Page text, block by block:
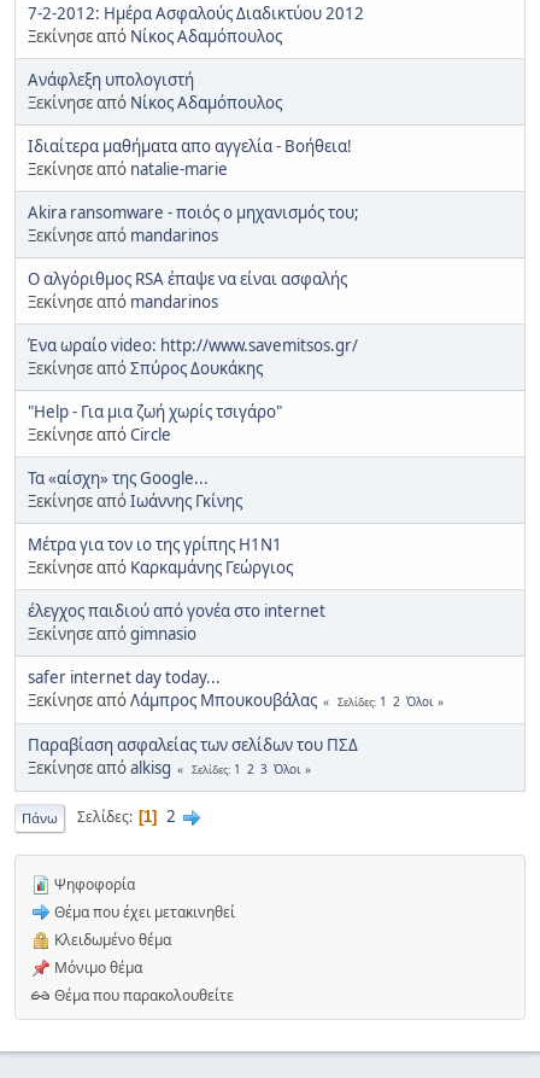
7-2-2012: Ημέρα Ασφαλούς Διαδικτύου 2012
Ξεκίνησε από Νίκος Αδαμόπουλος
Ανάφλεξη υπολογιστή
Ξεκίνησε από Νίκος Αδαμόπουλος
Ιδιαίτερα μαθήματα απο αγγελία - Βοήθεια!
Ξεκίνησε από natalie-marie
Akira ransomware - ποιός ο μηχανισμός του;
Ξεκίνησε από mandarinos
Ο αλγόριθμος RSA έπαψε να είναι ασφαλής
Ξεκίνησε από mandarinos
Ένα ωραίο video: http://www.savemitsos.gr/
Ξεκίνησε απόΣπύρος Δουκάκης
"Help - Για μια ζωή χωρίς τσιγάρο"
Ξεκίνησε απόCircle
Τα «αίσχη» της Google...
Ξεκίνησε απόΙωάννης Γκίνης
Μέτρα για τον ιο της γρίπης H1Ν1
Ξεκίνησε από Καρκαμάνης Γεώργιος
έλεγχος παιδιού από γονέα στο internet
Ξεκίνησε απόgimnasio
safer internet day today...
Ξεκίνησε απόΛάμπρος Μπουκουβάλας Σελίδες 1 2 Όλοι
Παραβίαση ασφαλείας των σελίδων του ΠΣΔ
Ξεκίνησε απόalkisg Σελίδες 1 2 3 Όλοι
Πάνω Σελίδες 1 2
Ψηφοφορία
Θέμα που έχει μετακινηθεί
Κλειδωμένο θέμα
Μόνιμο θέμα
Θέμα που παρακολουθείτε